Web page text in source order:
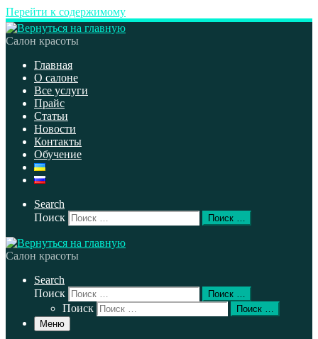
Перейти к содержимому
Салон красоты
Главная
О салоне
Все услуги
Прайс
Статьи
Новости
Контакты
Обучение
Search
Поиск
Поиск …
Салон красоты
Search
Поиск
Поиск …
Поиск
Поиск …
Меню